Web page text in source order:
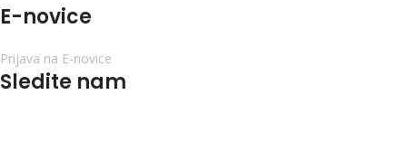
E-novice
Prijava na E-novice
Sledite nam